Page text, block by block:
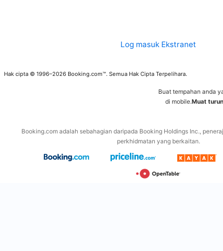
Log masuk Ekstranet
Hak cipta © 1996–2026 Booking.com™. Semua Hak Cipta Terpelihara.
Buat tempahan anda
di mobile.Muat
Booking.com adalah sebahagian daripada Booking Holdings Inc.,
perkhidmatan yang berkaitan.